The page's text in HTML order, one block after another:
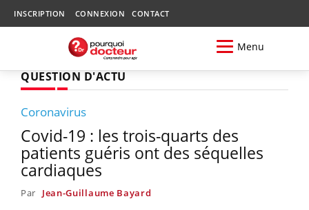
INSCRIPTION CONNEXION CONTACT
Menu
QUESTION D'ACTU
Coronavirus
Covid-19 : les trois-quarts des
patients guéris ont des séquelles
cardiaques
Par Jean-Guillaume Bayard